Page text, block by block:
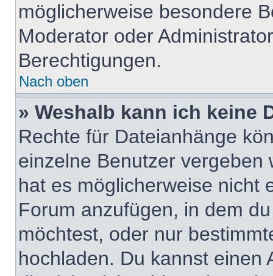
möglicherweise besondere
Moderator oder
Berechtigungen.
Nach oben
» Weshalb kann ich keine
Rechte für Dateianhänge
einzelne Benutzer
hat es möglicherweise nicht
Forum anzufügen, in dem
möchtest, oder nur
hochladen. Du kannst einen